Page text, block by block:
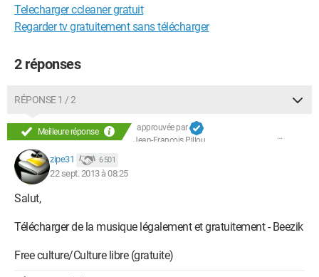
Telecharger ccleaner gratuit
Regarder tv gratuitement sans télécharger
2 réponses
RÉPONSE 1 / 2
Meilleure réponse
approuvée par
Jean-François Pillou
zipe31 6 501
22 sept. 2013 à 08:25
Salut,
Télécharger de la musique légalement et gratuitement - Beezik
Free culture/Culture libre (gratuite)